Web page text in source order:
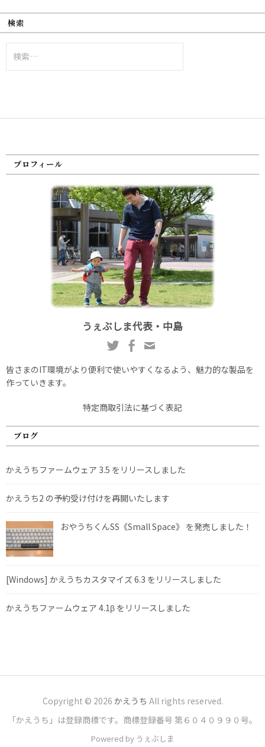
検索
索:
プロフィール
うぇぶしま代表・中島
皆さまのIT環境がより便利で使いやすくなるよう、魅力的な製品を
作っていきます。
特定商取引法に基づく表記
ブログ
かえうちファームウェア 3.5 をリリースしました
かえうち2 の予約受け付けを再開いたします
おやうちくんSS《Small Space》 を発売しました！
[Windows] かえうちカスタマイズ 6.3 をリリースしました
かえうちファームウェア 4.1β をリリースしました
Copyright © 2026 かえうち All rights reserved.
「かえうち」は登録商標です。商標登録番号 第６０４０９９０号。
Powered by うぇぶしま